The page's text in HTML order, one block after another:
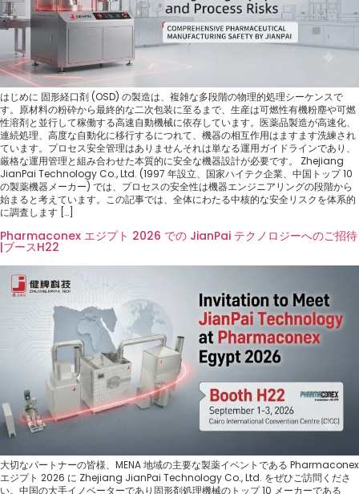
はじめに 固形経口剤 (OSD) の製造は、複雑な多段階の物理的処理シーケンスで
す。原材料の粉砕から最終的な二次包装に至るまで、生産は可燃性有機粉塵や可燃
性溶剤と並行して稼働する高速自動機械に依存しています。医薬品製造が高速化、
連続処理、高度な自動化に移行するにつれて、機器の相互作用はますます洗練され
ています。プロセス安全管理はありませんそれは単なる運用ガイドラインであり、
厳格な運用管理と組み合わせた本質的に安全な機器設計が必要です。 Zhejiang
JianPai Technology Co., Ltd. (1997 年設立、国家ハイテク企業、中国トップ 10
の製薬機器メーカー) では、プロセスの安全性は機器エンジニアリングの段階から
始まると考えています。この記事では、全体にわたる中核的な安全リスクを体系的
に調査します […]
Pharmaconex エジプト 2026 での JianPai テクノロジーへのご招待
|ブースH22
大切なパートナーの皆様、MENA 地域の主要な製薬イベントである Pharmaconex
エジプト 2026 に Zhejiang JianPai Technology Co., Ltd. をぜひご訪問くださ
い。中国の大手イノベーターであり固形剤処理機械のトップ 10 メーカーである